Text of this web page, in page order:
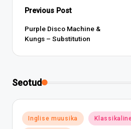
Post
navigation
Previous Post
Purple Disco Machine &
Kungs – Substitution
Seotud
Posted
in
Inglise muusika